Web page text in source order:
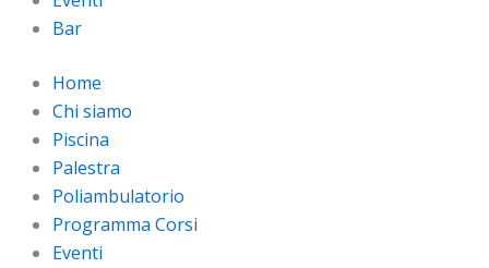
Bar
Home
Chi siamo
Piscina
Palestra
Poliambulatorio
Programma Corsi
Eventi